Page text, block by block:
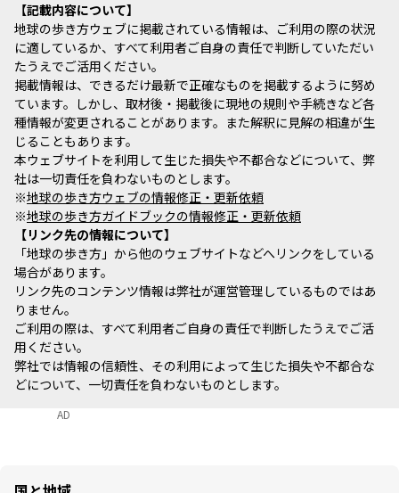
記載内容について
地球の歩き方ウェブに掲載されている情報は、ご利用の際の状況
に適しているか、すべて利用者ご自身の責任で判断していただい
たうえでご活用ください。
掲載情報は、できるだけ最新で正確なものを掲載するように努め
ています。しかし、取材後・掲載後に現地の規則や手続きなど各
種情報が変更されることがあります。また解釈に見解の相違が生
じることもあります。
本ウェブサイトを利用して生じた損失や不都合などについて、弊
社は一切責任を負わないものとします。
※地球の歩き方ウェブの情報修正・更新依頼
※地球の歩き方ガイドブックの情報修正・更新依頼
リンク先の情報について
「地球の歩き方」から他のウェブサイトなどへリンクをしている
場合があります。
リンク先のコンテンツ情報は弊社が運営管理しているものではあ
りません。
ご利用の際は、すべて利用者ご自身の責任で判断したうえでご活
用ください。
弊社では情報の信頼性、その利用によって生じた損失や不都合な
どについて、一切責任を負わないものとします。
AD